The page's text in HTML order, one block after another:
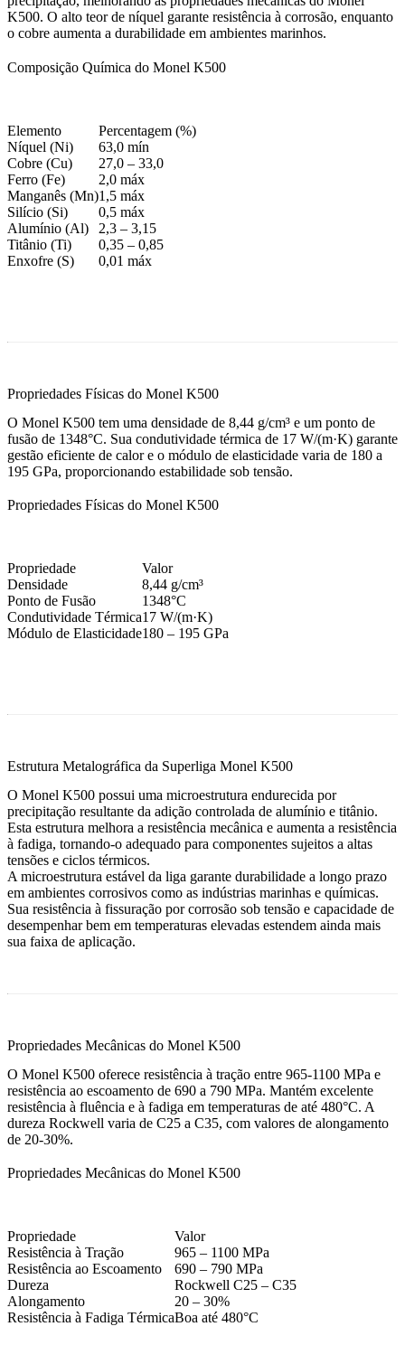
K500. O alto teor de níquel garante resistência à corrosão, enquanto
o cobre aumenta a durabilidade em ambientes marinhos.
Composição Química do Monel K500
Elemento
Percentagem (%)
Níquel (Ni)
63,0 mín
Cobre (Cu)
27,0 – 33,0
Ferro (Fe)
2,0 máx
Manganês (Mn)1,5 máx
Silício (Si)
0,5 máx
Alumínio (Al)
2,3 – 3,15
Titânio (Ti)
0,35 – 0,85
Enxofre (S)
0,01 máx
Propriedades Físicas do Monel K500
O Monel K500 tem uma densidade de 8,44 g/cm³ e um ponto de
fusão de 1348°C. Sua condutividade térmica de 17 W/(m·K) garante
gestão eficiente de calor e o módulo de elasticidade varia de 180 a
195 GPa, proporcionando estabilidade sob tensão.
Propriedades Físicas do Monel K500
Propriedade
Valor
Densidade
8,44 g/cm³
Ponto de Fusão
1348°C
Condutividade Térmica17 W/(m·K)
Módulo de Elasticidade180 – 195 GPa
Estrutura Metalográfica da Superliga Monel K500
O Monel K500 possui uma microestrutura endurecida por
precipitação resultante da adição controlada de alumínio e titânio.
Esta estrutura melhora a resistência mecânica e aumenta a resistência
à fadiga, tornando-o adequado para componentes sujeitos a altas
tensões e ciclos térmicos.
A microestrutura estável da liga garante durabilidade a longo prazo
em ambientes corrosivos como as indústrias marinhas e químicas.
Sua resistência à fissuração por corrosão sob tensão e capacidade de
desempenhar bem em temperaturas elevadas estendem ainda mais
sua faixa de aplicação.
Propriedades Mecânicas do Monel K500
O Monel K500 oferece resistência à tração entre 965-1100 MPa e
resistência ao escoamento de 690 a 790 MPa. Mantém excelente
resistência à fluência e à fadiga em temperaturas de até 480°C. A
dureza Rockwell varia de C25 a C35, com valores de alongamento
de 20-30%.
Propriedades Mecânicas do Monel K500
Propriedade
Valor
Resistência à Tração
965 – 1100 MPa
Resistência ao Escoamento
690 – 790 MPa
Dureza
Rockwell C25 – C35
Alongamento
20 – 30%
Resistência à Fadiga TérmicaBoa até 480°C